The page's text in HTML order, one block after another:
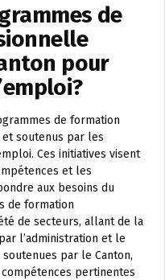
de
pour
de formation
soutenus par les
Ces initiatives visent
et les
aux besoins du
de formation
de secteurs, allant de la
l’administration et le
par le Canton,
pertinentes